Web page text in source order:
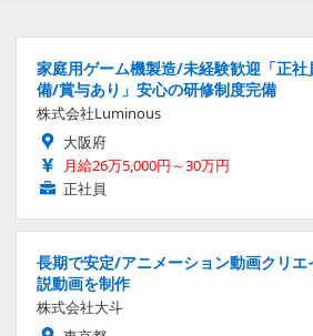
家庭用ゲーム機製造/未経験歓迎「正
備/賞与あり」安心の研修制度完備
株式会社Luminous
大阪府
月給26万5,000円～30万円
正社員
長期で安定/アニメーション動画クリ
説動画を制作
株式会社大斗